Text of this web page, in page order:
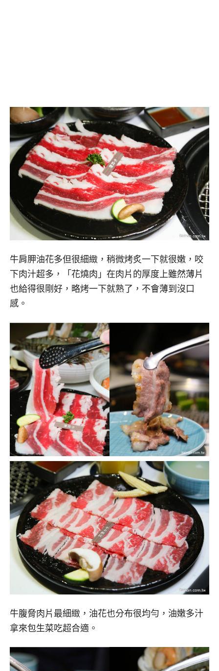
牛肩胛油花多但很細緻，稍微烤炙一下就很嫩，咬
下肉汁超多，「花燒肉」在肉片的厚度上雖然薄片
也給得很剛好，略烤一下就熟了，不會薄到沒口
感。
牛腹脅肉片最細緻，油花也分布很均勻，油嫩多汁
拿來包生菜吃超合適。